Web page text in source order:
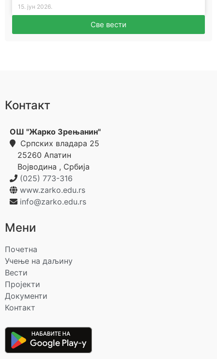
15. јун 2026.
Све вести
Контакт
ОШ "Жарко Зрењанин"
Српских владара 25
25260 Апатин
Војводина , Србија
(025) 773-316
www.zarko.edu.rs
info@zarko.edu.rs
Мени
Почетна
Учење на даљину
Вести
Пројекти
Документи
Контакт